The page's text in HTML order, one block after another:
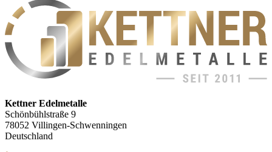
Kettner Edelmetalle
Schönbühlstraße 9
78052 Villingen-Schwenningen
Deutschland